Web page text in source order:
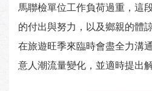
馬聯檢單位工作負荷過重，這
的付出與努力，以及鄉親的體
在旅遊旺季來臨時會盡全力溝
意人潮流量變化，並適時提出解